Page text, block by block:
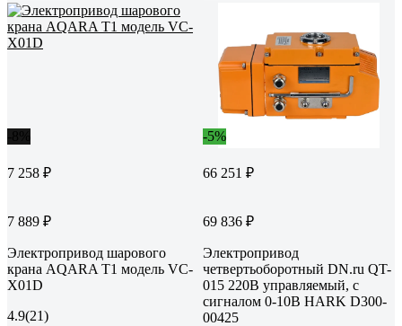
7 258 ₽
7 889 ₽
Электропривод шарового
крана AQARA T1 модель VC-
X01D
4.9(21)
-5%
66 251 ₽
69 836 ₽
Электропривод
четвертьоборотный DN.ru QT-
015 220В управляемый, с
сигналом 0-10В HARK D300-
00425